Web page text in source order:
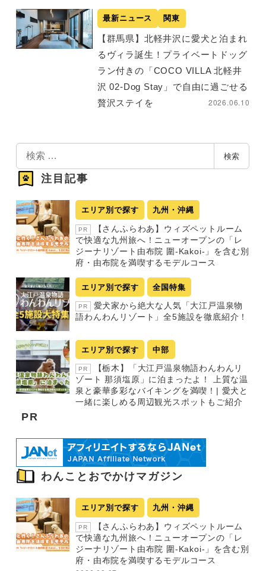
最新ニュース 関東
【群馬県】北軽井沢に愛犬と泊まれ
るヴィラ誕生！プライベートドッグ
ラン付きの「COCO VILLA 北軽井
沢 02-Dog Stay」で自由に過ごせる
贅沢ステイを
2026.06.10
索
検索
注目記事
エリア別で探す 九州・沖縄
PR
【さんふらわあ】ウィズペットルーム
で快適な九州旅へ！ニューオープンの「レ
ジーナリゾート由布院 圍-Kakoi-」を含む別
府・由布院を満喫するモデルコース
エリア別で探す 全国特集
PR
愛犬家から絶大な人気「大江戸温泉物
語わんわんリゾート」全5施設を徹底紹介！
エリア別で探す 中部
PR
【栃木】「大江戸温泉物語わんわんリ
ゾート 那須塩原」に泊まったよ！ 上質な温
泉と豪華多彩なバイキングを満喫！| 愛犬と
一緒に楽しめる周辺観光スポットもご紹介
PR
わんことおでかけマガジン
エリア別で探す 九州・沖縄
PR
【さんふらわあ】ウィズペットルーム
で快適な九州旅へ！ニューオープンの「レ
ジーナリゾート由布院 圍-Kakoi-」を含む別
府・由布院を満喫するモデルコース